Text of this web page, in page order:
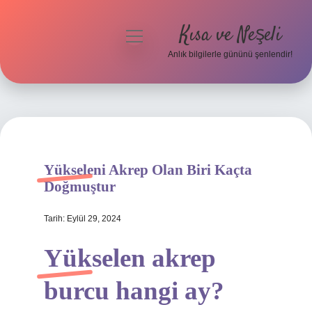
Hakkımızda
menüyü
Kısa ve Neşeli
Anlık bilgilerle gününü şenlendir!
Yükseleni Akrep Olan Biri Kaçta
Doğmuştur
Tarih: Eylül 29, 2024
Yükselen akrep
burcu hangi ay?